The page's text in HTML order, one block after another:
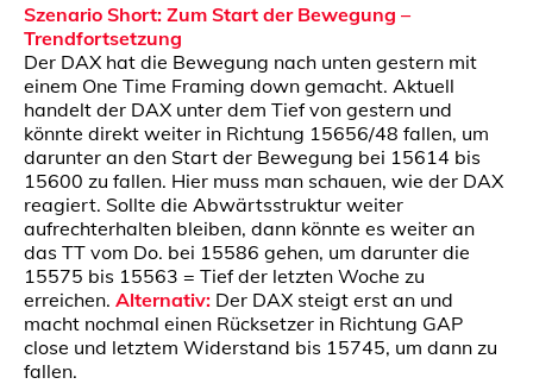
Szenario Short: Zum Start der Bewegung –
Trendfortsetzung
Der DAX hat die Bewegung nach unten gestern mit
einem One Time Framing down gemacht. Aktuell
handelt der DAX unter dem Tief von gestern und
könnte direkt weiter in Richtung 15656/48 fallen, um
darunter an den Start der Bewegung bei 15614 bis
15600 zu fallen. Hier muss man schauen, wie der DAX
reagiert. Sollte die Abwärtsstruktur weiter
aufrechterhalten bleiben, dann könnte es weiter an
das TT vom Do. bei 15586 gehen, um darunter die
15575 bis 15563 = Tief der letzten Woche zu
erreichen. Alternativ: Der DAX steigt erst an und
macht nochmal einen Rücksetzer in Richtung GAP
close und letztem Widerstand bis 15745, um dann zu
fallen.